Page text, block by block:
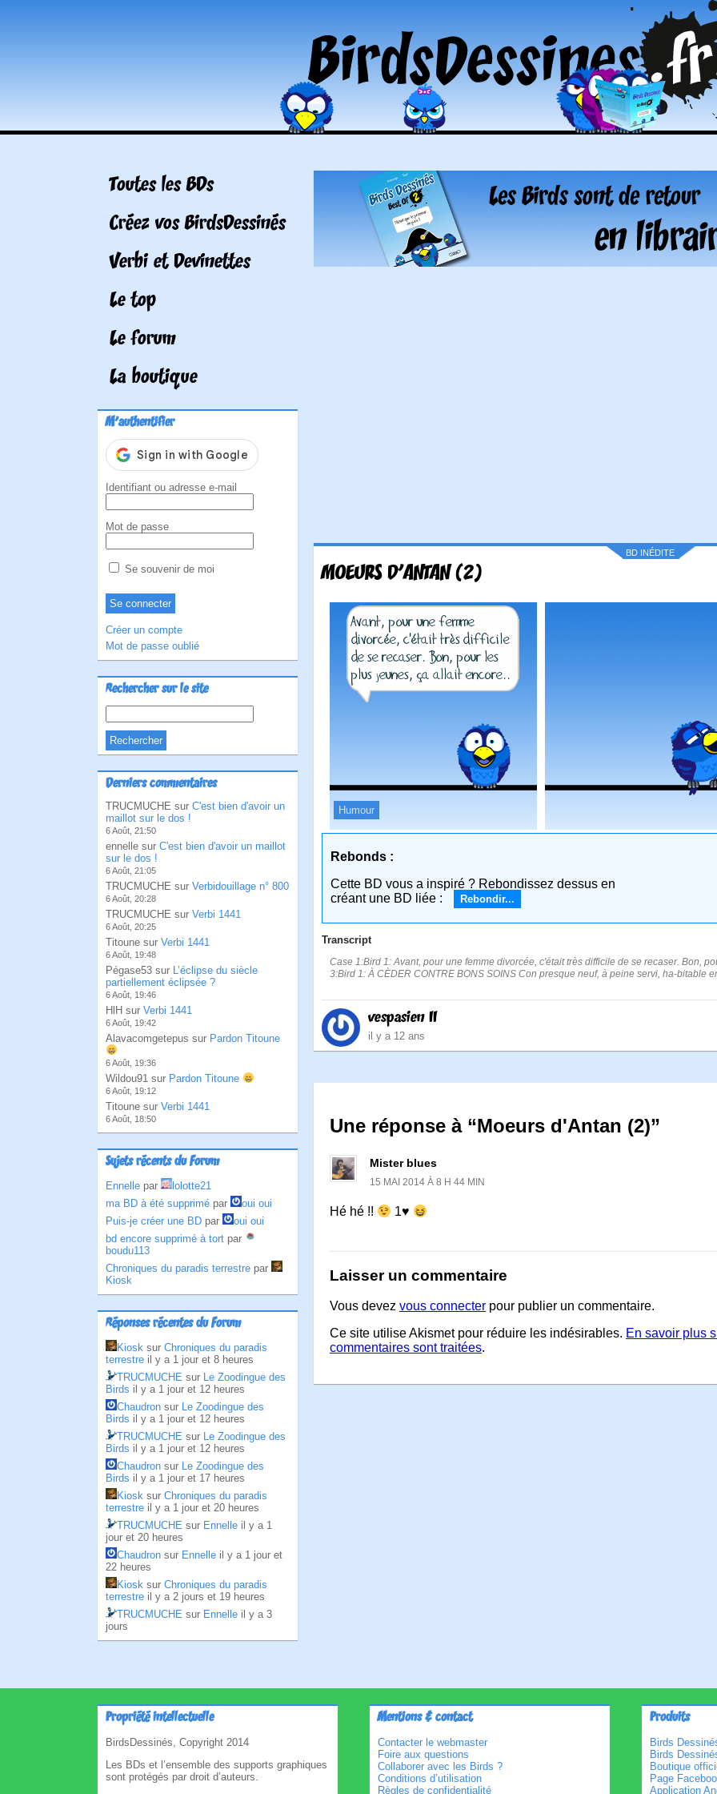
Toutes les BDs
Créez vos BirdsDessinés
Verbi et Devinettes
Le top
Le forum
La boutique
M'authentifier
Identifiant ou adresse e-mail
Mot de passe
Se souvenir de moi
Créer un compte
Mot de passe oublié
Rechercher sur le site
Derniers commentaires
TRUCMUCHE sur C'est bien d'avoir un
maillot sur le dos !
6 Août, 21:50
ennelle sur C'est bien d'avoir un maillot
sur le dos !
6 Août, 21:05
TRUCMUCHE sur Verbidouillage n° 800
6 Août, 20:28
TRUCMUCHE sur Verbi 1441
6 Août, 20:25
Titoune sur Verbi 1441
6 Août, 19:48
Pégase53 sur L’éclipse du siècle
partiellement éclipsée ?
6 Août, 19:46
HlH sur Verbi 1441
6 Août, 19:42
Alavacomgetepus sur Pardon Titoune
6 Août, 19:36
Wildou91 sur Pardon Titoune
6 Août, 19:12
Titoune sur Verbi 1441
6 Août, 18:50
Sujets récents du Forum
Ennelle par
lolotte21
ma BD à été supprimé par
oui oui
Puis-je créer une BD par
oui oui
bd encore supprimé à tort par
boudu113
Chroniques du paradis terrestre par
Kiosk
Réponses récentes du Forum
Kiosk sur Chroniques du paradis
terrestre il y a 1 jour et 8 heures
TRUCMUCHE sur Le Zoodingue des
Birds il y a 1 jour et 12 heures
Chaudron sur Le Zoodingue des
Birds il y a 1 jour et 12 heures
TRUCMUCHE sur Le Zoodingue des
Birds il y a 1 jour et 12 heures
Chaudron sur Le Zoodingue des
Birds il y a 1 jour et 17 heures
Kiosk sur Chroniques du paradis
terrestre il y a 1 jour et 20 heures
TRUCMUCHE sur Ennelle il y a 1
jour et 20 heures
Chaudron sur Ennelle il y a 1 jour et
22 heures
Kiosk sur Chroniques du paradis
terrestre il y a 2 jours et 19 heures
TRUCMUCHE sur Ennelle il y a 3
jours
BD INÉDITE
MOEURS D'ANTAN (2)
Humour
Rebonds :
Cette BD vous a inspiré ? Rebondissez dessus en
créant une BD liée :
Rebondir...
Transcript
Case 1:Bird 1: Avant, pour une femme divorcée, c'était très difficile de se recaser. Bon,
3:Bird 1: À CÈDER CONTRE BONS SOINS Con presque neuf, à peine servi, ha-bitable
vespasien II
il y a 12 ans
Une réponse à “Moeurs d'Antan (2)”
Mister blues
15 MAI 2014 À 8 H 44 MIN
Hé hé !! 1♥
Laisser un commentaire
Vous devez vous connecter pour publier un commentaire.
Ce site utilise Akismet pour réduire les indésirables. En savoir plus
commentaires sont traitées.
Propriété intellectuelle
BirdsDessinés, Copyright 2014
Les BDs et l’ensemble des supports graphiques
sont protégés par droit d’auteurs.
Mentions & contact
Contacter le webmaster
Foire aux questions
Collaborer avec les Birds ?
Conditions d’utilisation
Règles de confidentialité
Produits
Birds
Birds
Boutique
Page
Application